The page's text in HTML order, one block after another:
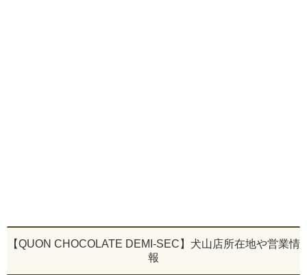
【QUON CHOCOLATE DEMI-SEC】犬山店所在地や営業情
報